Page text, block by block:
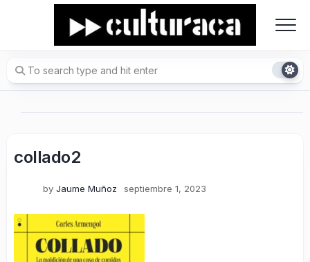
collado2
by Jaume Muñoz septiembre 1, 2023